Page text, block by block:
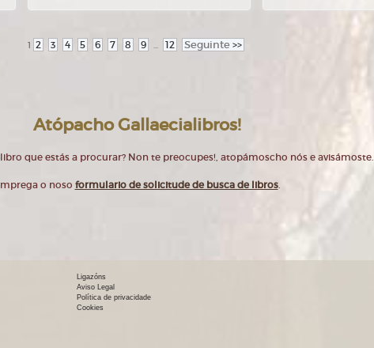
1 2 3 4 5 6 7 8 9 ... 12 Seguinte >>
Atópacho Gallaecialibros!
que estás a procurar? Non te preocupes!, atopámoscho nós e avisámoste.
o noso formulario de solicitude de busca de libros.
Ligazóns
Aviso Legal
Política de privacidade
Cookies